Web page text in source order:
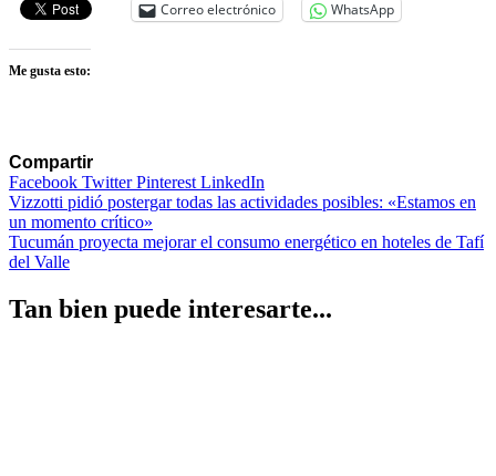
Correo electrónico WhatsApp
Me gusta esto:
Compartir
Facebook TwitterPinterest LinkedIn
Navegación
de
entradas
Vizzotti pidió postergar todas las actividades posibles: «Estamos en
un momento crítico»
Tucumán proyecta mejorar el consumo energético en hoteles de Tafí
del Valle
Tan bien puede interesarte...